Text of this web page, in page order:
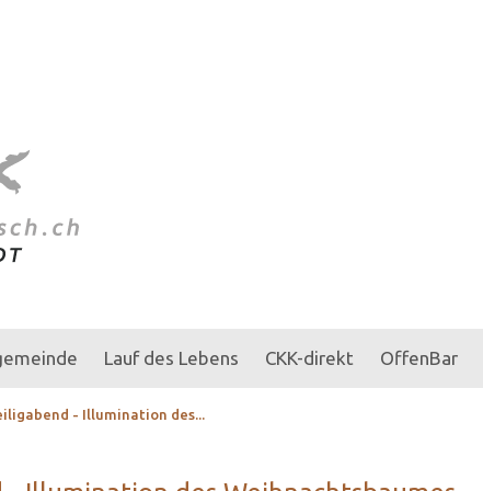
Lauf des Lebens CKK-direkt OffenBar
- Illumination des...